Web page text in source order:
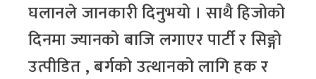
घलानले जानकारी दिनुभयो । साथै हिजोको
दिनमा ज्यानको बाजि लगाएर पार्टी र सिङ्गो
उत्पीडित , बर्गको उत्थानको लागि हक र